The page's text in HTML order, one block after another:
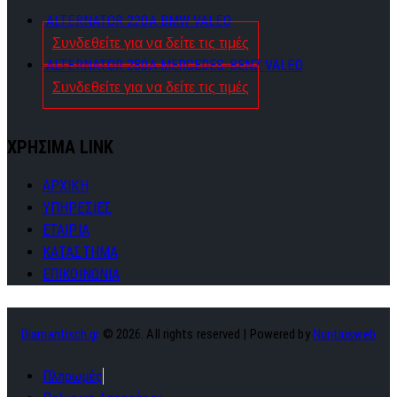
ALTERNATOR 220A BMW VALEO
Συνδεθείτε για να δείτε τις τιμές
ALTERNATOR 280A MERCEDES-BENZ VALEO
Συνδεθείτε για να δείτε τις τιμές
ΧΡΗΣΙΜΑ LINK
ΑΡΧΙΚΗ
ΥΠΗΡΕΣΙΕΣ
ΕΤΑΙΡΙΑ
ΚΑΤΑΣΤΗΜΑ
ΕΠΙΚΟΙΝΩΝΙΑ
Diamantisch.gr © 2026. All rights reserved | Powered byNuntiusweb
Πληρωμές